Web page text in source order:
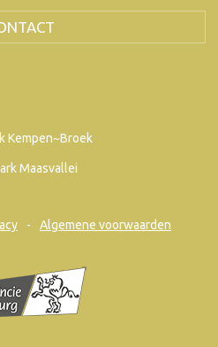
Kempen~Broek
Maasvallei
Algemene voorwaarden